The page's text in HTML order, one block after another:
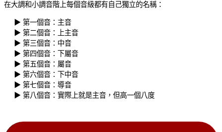
在大調和小調音階上每個音級都有自己獨立的名稱：
▶︎ 第一個音：主音
▶︎ 第二個音：上主音
▶︎ 第三個音：中音
▶︎ 第四個音：下屬音
▶︎ 第五個音：屬音
▶︎ 第六個音：下中音
▶︎ 第七個音：導音
▶︎ 第八個音：實際上就是主音，但高一個八度